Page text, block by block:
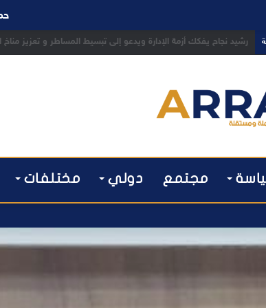
رشيد نجاح يفكك أزمة الإدارة ويدعو إلى تبسيط المساطر و تعزيز مناخ
مجتمع دولي مختلفات